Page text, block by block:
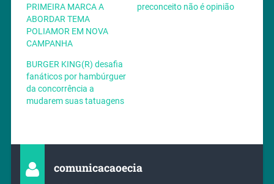
PRIMEIRA MARCA A
ABORDAR TEMA
POLIAMOR EM NOVA
CAMPANHA
preconceito não é opinião
BURGER KING(R) desafia
fanáticos por hambúrguer
da concorrência a
mudarem suas tatuagens
comunicacaoecia